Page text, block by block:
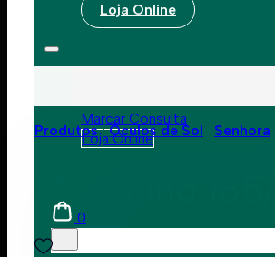
Loja Online
Marcar Consulta
Loja Online
0
Produtos Óculos de Sol Senhora
Moschino